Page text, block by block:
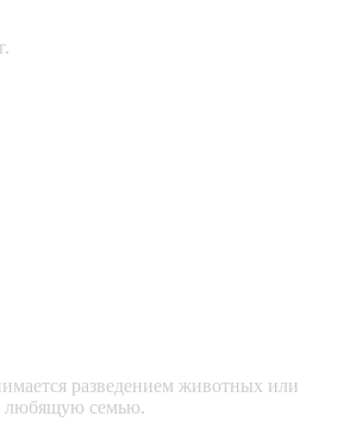
разведением животных или
любящую семью.